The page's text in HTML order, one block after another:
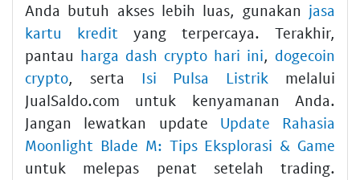
Anda butuh akses lebih luas, gunakan jasa
kartu kredit yang terpercaya. Terakhir,
pantau harga dash crypto hari ini, dogecoin
crypto, serta Isi Pulsa Listrik melalui
JualSaldo.com untuk kenyamanan Anda.
Jangan lewatkan update Update Rahasia
Moonlight Blade M: Tips Eksplorasi & Game
untuk melepas penat setelah trading.